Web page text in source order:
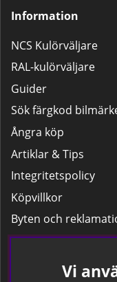
Information
NCS Kulörväljare
RAL-kulörväljare
Guider
Sök färgkod
Ångra köp
Artiklar & Tips
Integritetspolicy
Köpvillkor
Byten och
Leverans
Hitta färgkoden på
Vi